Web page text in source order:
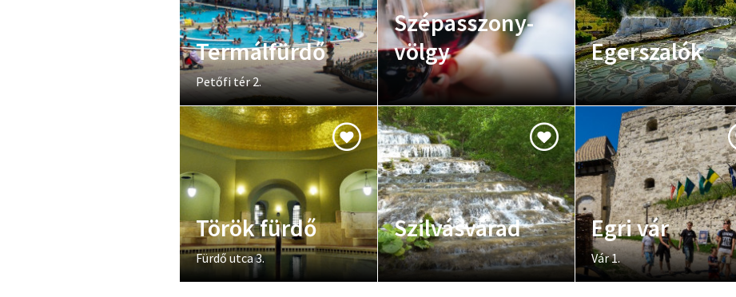
Termálfürdő
Petőfi tér 2.
Szépasszony-
völgy
Egerszalók
Török fürdő
Fürdő utca 3.
Szilvásvárad Egri vár
Vár 1.